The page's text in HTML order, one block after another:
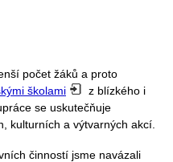
počet žáků a proto
školami
z blízkého i
se uskutečňuje
kulturních a výtvarných akcí.
činností jsme navázali